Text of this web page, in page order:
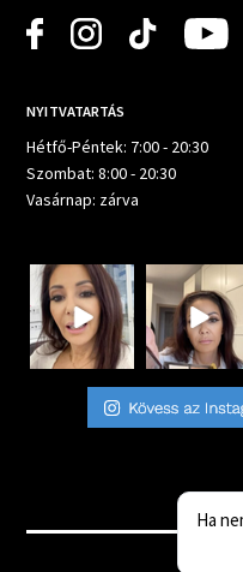
NYITVATARTÁS
Hétfő-Péntek: 7:00 - 20:30
Szombat: 8:00 - 20:30
Vasárnap: zárva
Ha